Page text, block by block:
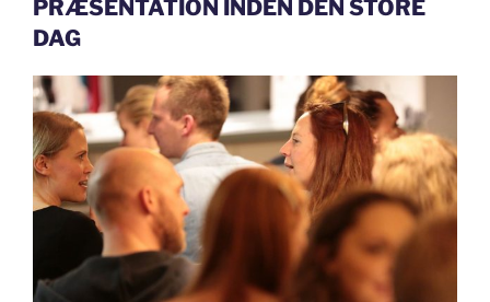
PRÆSENTATION INDEN DEN STORE
DAG